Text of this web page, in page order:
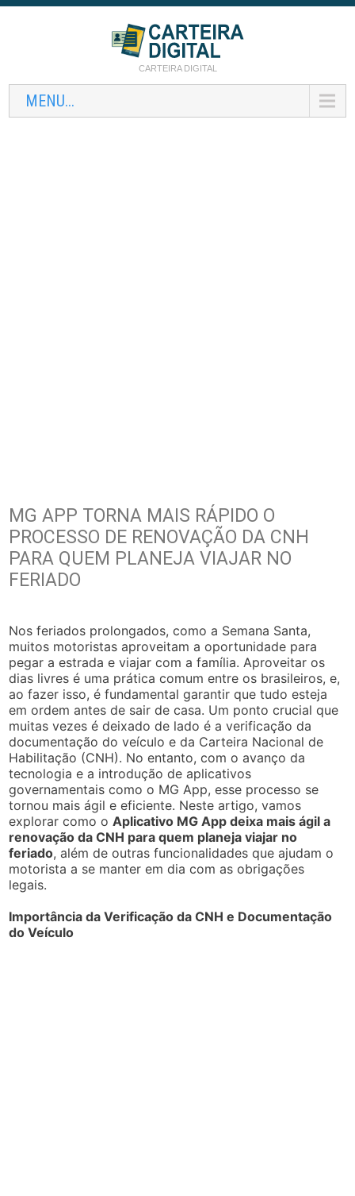
CARTEIRA DIGITAL
MENU...
MG APP TORNA MAIS RÁPIDO O
PROCESSO DE RENOVAÇÃO DA CNH
PARA QUEM PLANEJA VIAJAR NO
FERIADO
Nos feriados prolongados, como a Semana Santa,
muitos motoristas aproveitam a oportunidade para
pegar a estrada e viajar com a família. Aproveitar os
dias livres é uma prática comum entre os brasileiros, e,
ao fazer isso, é fundamental garantir que tudo esteja
em ordem antes de sair de casa. Um ponto crucial que
muitas vezes é deixado de lado é a verificação da
documentação do veículo e da Carteira Nacional de
Habilitação (CNH). No entanto, com o avanço da
tecnologia e a introdução de aplicativos
governamentais como o MG App, esse processo se
tornou mais ágil e eficiente. Neste artigo, vamos
explorar como o Aplicativo MG App deixa mais ágil a
renovação da CNH para quem planeja viajar no
feriado, além de outras funcionalidades que ajudam o
motorista a se manter em dia com as obrigações
legais.
Importância da Verificação da CNH e Documentação
do Veículo